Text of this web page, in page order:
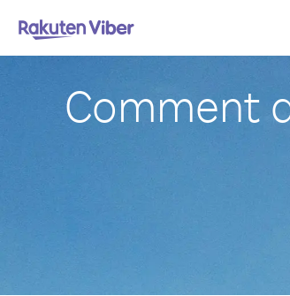
Comment